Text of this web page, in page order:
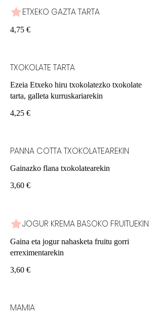
ETXEKO GAZTA TARTA
4,75 €
TXOKOLATE TARTA
Ezeia Etxeko hiru txokolatezko txokolate
tarta, galleta kurruskariarekin
4,25 €
PANNA COTTA TXOKOLATEAREKIN
Gainazko flana txokolatearekin
3,60 €
JOGUR KREMA BASOKO FRUITUEKIN
Gaina eta jogur nahasketa fruitu gorri
erreximentarekin
3,60 €
MAMIA